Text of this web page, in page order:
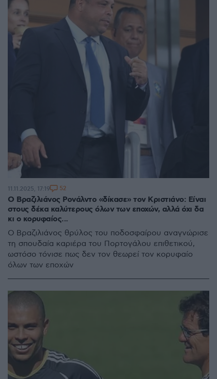
Ο Βραζιλιάνος Ρονάλντο «δίκασε» τον Κριστιάνο: Είναι
στους δέκα καλύτερους όλων των εποχών, αλλά όχι δα
κι ο κορυφαίος...
Ο Βραζιλιάνος θρύλος του ποδοσφαίρου αναγνώρισε
τη σπουδαία καριέρα του Πορτογάλου επιθετικού,
ωστόσο τόνισε πως δεν τον θεωρεί τον κορυφαίο
όλων των εποχών
11.11.2025, 17:19 52